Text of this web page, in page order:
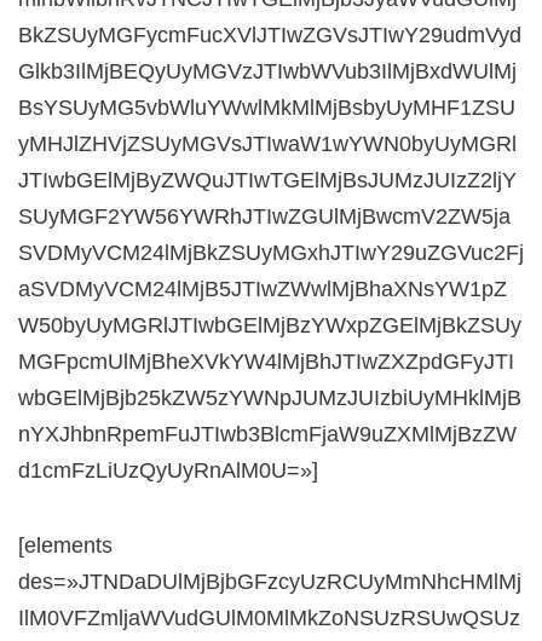
BkZSUyMGFycmFucXVlJTIwZGVsJTIwY29udmVyd
Glkb3IlMjBEQyUyMGVzJTIwbWVub3IlMjBxdWUlMj
BsYSUyMG5vbWluYWwlMkMlMjBsbyUyMHF1ZSU
yMHJlZHVjZSUyMGVsJTIwaW1wYWN0byUyMGRl
JTIwbGElMjByZWQuJTIwTGElMjBsJUMzJUIzZ2ljY
SUyMGF2YW56YWRhJTIwZGUlMjBwcmV2ZW5ja
SVDMyVCM24lMjBkZSUyMGxhJTIwY29uZGVuc2Fj
aSVDMyVCM24lMjB5JTIwZWwlMjBhaXNsYW1pZ
W50byUyMGRlJTIwbGElMjBzYWxpZGElMjBkZSUy
MGFpcmUlMjBheXVkYW4lMjBhJTIwZXZpdGFyJTI
wbGElMjBjb25kZW5zYWNpJUMzJUIzbiUyMHklMjB
nYXJhbnRpemFuJTIwb3BlcmFjaW9uZXMlMjBzZW
d1cmFzLiUzQyUyRnAlM0U=»]
[elements
des=»JTNDaDUlMjBjbGFzcyUzRCUyMmNhcHMlMj
IlM0VFZmljaWVudGUlM0MlMkZoNSUzRSUwQSUz